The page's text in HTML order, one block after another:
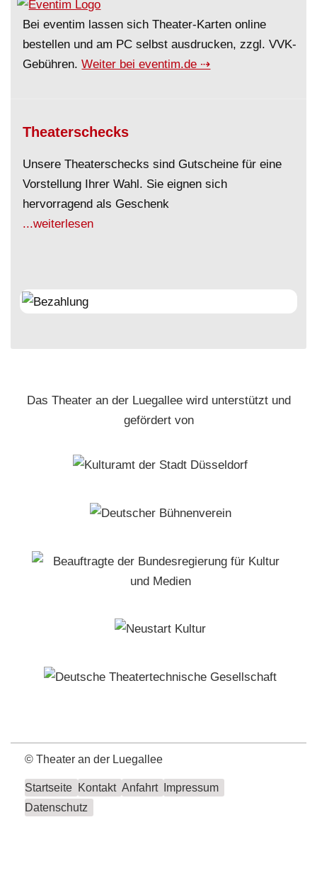
Bei eventim lassen sich Theater-Karten online
bestellen und am PC selbst ausdrucken, zzgl. VVK-
Gebühren.Weiter bei eventim.de ⇢
Theaterschecks
Unsere Theaterschecks sind Gutscheine für eine
Vorstellung Ihrer Wahl. Sie eignen sich
hervorragend als Geschenk
...weiterlesen
Das Theater an der Luegallee wird unterstützt und
gefördert von
© Theater an der Luegallee
Startseite Kontakt Anfahrt
Impressum
Datenschutz